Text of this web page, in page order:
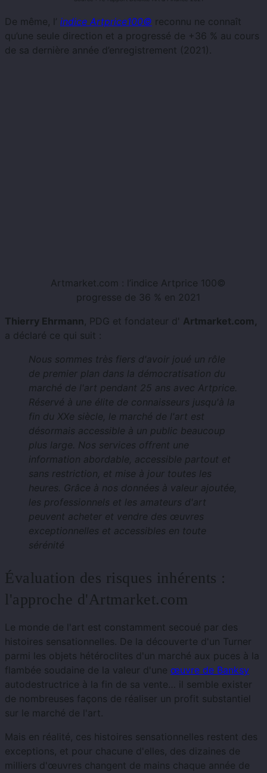
De même, l’ indice Artprice100© reconnu ne connaît
qu’une seule direction et a progressé de +36 % au cours
de sa dernière année d’enregistrement (2021).
Artmarket.com : l’indice Artprice 100©
progresse de 36 % en 2021
Thierry Ehrmann, PDG et fondateur d' Artmarket.com,
a déclaré ce qui suit :
Nous sommes très fiers d'avoir joué un rôle
de premier plan dans la démocratisation du
marché de l'art pendant 25 ans avec Artprice.
Réservé à une élite de connaisseurs jusqu'à la
fin du XXe siècle, le marché de l'art est
désormais accessible à un public beaucoup
plus large. Nos services offrent une
information abordable, accessible partout et
sans restriction, et mise à jour toutes les
heures. Grâce à nos données à valeur ajoutée,
les professionnels et les amateurs d'art
peuvent acheter et vendre des œuvres
exceptionnelles et accessibles en toute
sérénité
Évaluation des risques inhérents :
l'approche d'Artmarket.com
Le monde de l'art est constamment secoué par des
histoires sensationnelles. De la découverte d'un Turner
parmi les objets hétéroclites d'un marché aux puces à la
flambée soudaine de la valeur d'une œuvre de Banksy
autodestructrice à la fin de sa vente… il semble exister
de nombreuses façons de réaliser un profit substantiel
sur le marché de l'art.
Mais en réalité, ces histoires sensationnelles restent des
exceptions, et pour chacune d'elles, des dizaines de
milliers d'œuvres changent de mains chaque année de